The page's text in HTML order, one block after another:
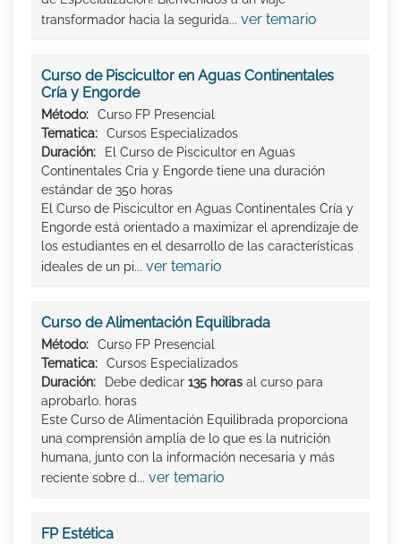
transformador hacia la segurida... ver temario
Curso de Piscicultor en Aguas Continentales
Cría y Engorde
Método:
Curso FP Presencial
Tematica:
Cursos Especializados
Duración:
El Curso de Piscicultor en Aguas
Continentales Cría y Engorde tiene una duración
estándar de 350 horas
El Curso de Piscicultor en Aguas Continentales Cría y
Engorde está orientado a maximizar el aprendizaje de
los estudiantes en el desarrollo de las características
ideales de un pi... ver temario
Curso de Alimentación Equilibrada
Método:
Curso FP Presencial
Tematica:
Cursos Especializados
Duración:
Debe dedicar 135 horas al curso para
aprobarlo. horas
Este Curso de Alimentación Equilibrada proporciona
una comprensión amplia de lo que es la nutrición
humana, junto con la información necesaria y más
reciente sobre d... ver temario
FP Estética